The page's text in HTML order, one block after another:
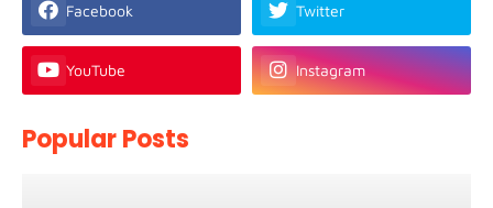
Facebook Twitter
YouTube Instagram
Popular Posts